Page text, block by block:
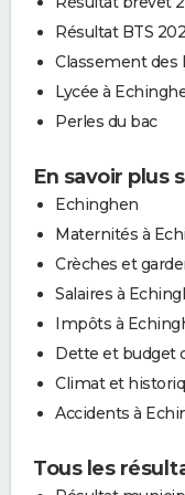
Résultat BTS
Classement des
Lycée à
Perles du bac
En savoir plus
Echinghen
Maternités à
Crèches et
Salaires à
Impôts à
Dette et budget
Climat et
Accidents à
Tous les